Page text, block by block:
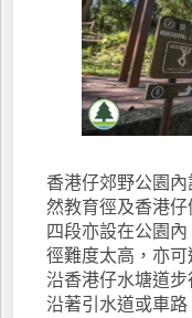
香港仔郊野公園
然教育徑及香港
四段亦設在公園
徑難度太高，亦
沿香港仔水塘道
沿著引水道或車